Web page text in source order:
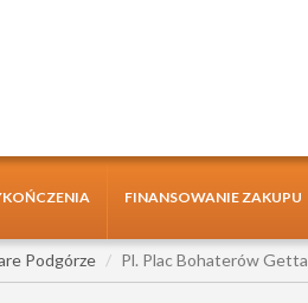
FINANSOWANIE ZAKUPU
Podgórze Pl. Plac Bohaterów Getta